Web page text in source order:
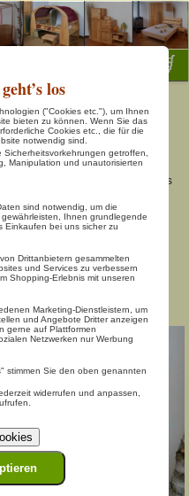
bestehend aus
und den formschönen
anthroposophische
los
("Cookies etc."), um Ihnen
bieten zu können. Wenn Sie das
Cookies etc., die für die
notwendig sind.
getroffen,
Manipulation und unautorisierten
sind notwendig, um die
Ihnen grundlegende
Einkaufen bei uns sicher zu
Drittanbietern gesammelten
und Services zu verbessern
Shopping-Erlebnis mit unseren
Marketing-Dienstleistern, um
und Angebote Dritter anzeigen
gerne auf Plattformen
Netzwerken nur Werbung
stimmen Sie den oben genannten
widerrufen und anpassen,